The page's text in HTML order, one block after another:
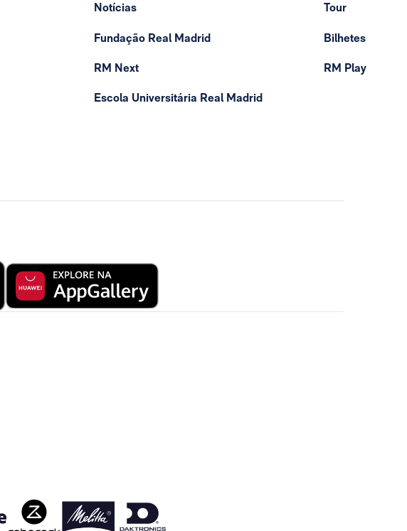
Notícias
Fundação Real Madrid
RM Next
Escola Universitária Real Madrid
Tour
Bilhetes
RM Play